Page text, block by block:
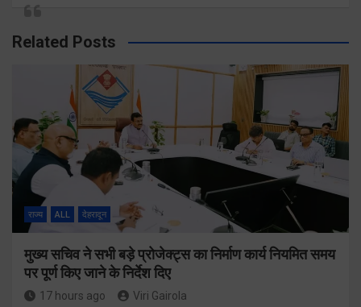
Related Posts
राज्य ALL देहरादून
मुख्य सचिव ने सभी बड़े प्रोजेक्ट्स का निर्माण कार्य नियमित समय
पर पूर्ण किए जाने के निर्देश दिए
17 hours ago Viri Gairola